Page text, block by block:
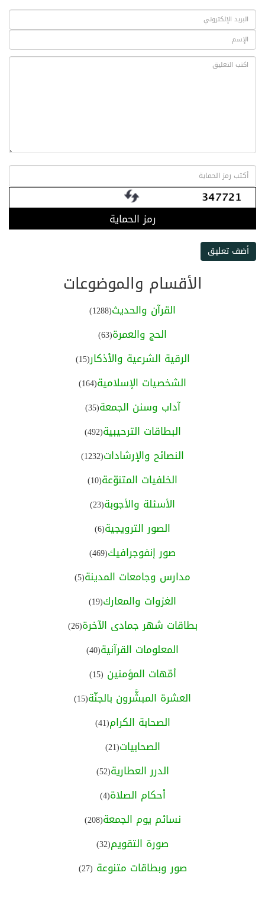
رمز الحماية
أضف تعليق
الأقسام والموضوعات
القرآن والحديث(1288)
الحج والعمرة(63)
الرقية الشرعية والأذكار(15)
الشخصيات الإسلامية(164)
آداب وسنن الجمعة(35)
البطاقات الترحيبية(492)
النصائح والإرشادات(1232)
الخلفيات المتنوّعة(10)
الأسئلة والأجوبة(23)
الصور الترويجية(6)
صور إنفوجرافيك(469)
مدارس وجامعات المدينة(5)
الغزوات والمعارك(19)
بطاقات شهر جمادى الآخرة(26)
المعلومات القرآنية(40)
أمّهات المؤمنين (15)
العشرة المبشَّرون بالجنّة(15)
الصحابة الكرام(41)
الصحابيات(21)
الدرر العطارية(52)
أحكام الصلاة(4)
نسائم يوم الجمعة(208)
صورة التقويم(32)
صور وبطاقات متنوعة (27)